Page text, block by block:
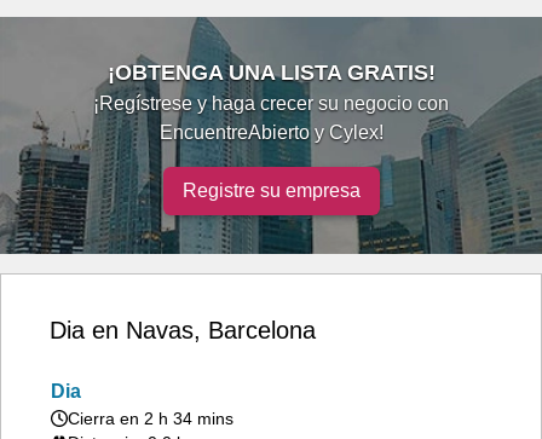
¡OBTENGA UNA LISTA GRATIS!
¡Regístrese y haga crecer su negocio con
EncuentreAbierto y Cylex!
Registre su empresa
Dia en Navas, Barcelona
Dia
Cierra en 2 h 34 mins